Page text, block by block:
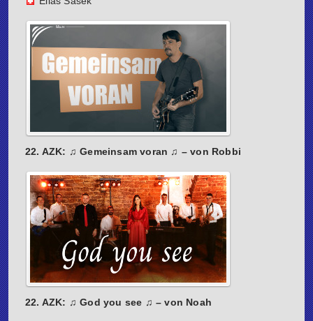
22. AZK: ♫ Gemeinsam voran ♫ – von Robbi
22. AZK: ♫ God you see ♫ – von Noah